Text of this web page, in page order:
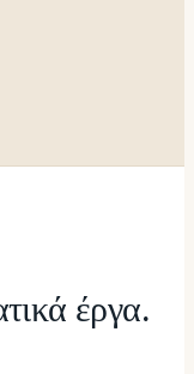
έργα.